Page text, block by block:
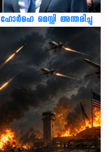
മെസ്സി അന്തരിച്ചു